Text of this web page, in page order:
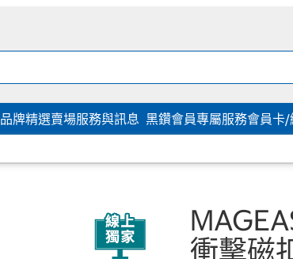
品牌精選賣場服務與訊息 黑鑽會員專屬服務會員卡/
衝擊磁